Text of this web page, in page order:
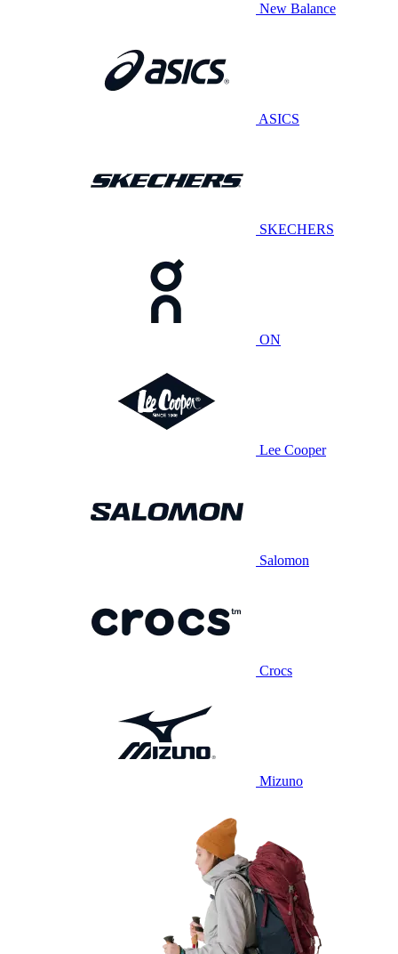
New Balance
ASICS
SKECHERS
ON
Lee Cooper
Salomon
Crocs
Mizuno